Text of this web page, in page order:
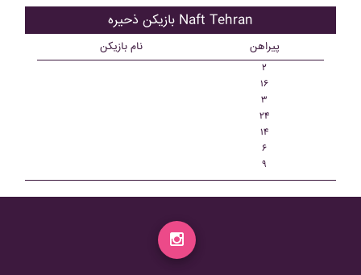
بازیکن ذحیره Naft Tehran
نام بازیکن پیراهن
۲
۱۶
۳
۲۴
۱۴
۶
۹